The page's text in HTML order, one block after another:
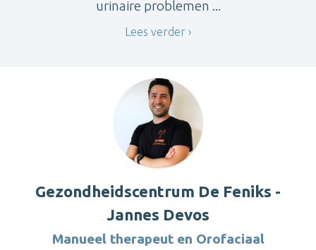
urinaire problemen ...
Lees verder
Gezondheidscentrum De Feniks -
Jannes Devos
Manueel therapeut en Orofaciaal